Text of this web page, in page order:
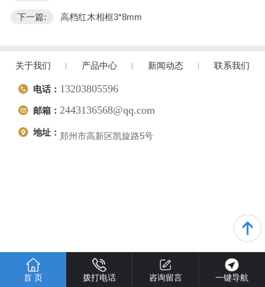
下一篇: 高档红木相框3*8mm
关于我们 产品中心 新闻动态 联系我们
电话： 13203805596
邮箱： 2443136568@qq.com
地址： 郑州市高新区凯旋路5号
首 页 拨打电话 咨询留言 一键导航